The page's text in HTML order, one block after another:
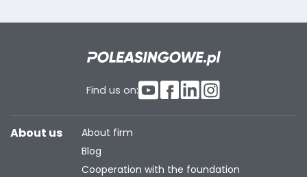
Find us on:
About us
About firm
Blog
Cooperation with the foundation